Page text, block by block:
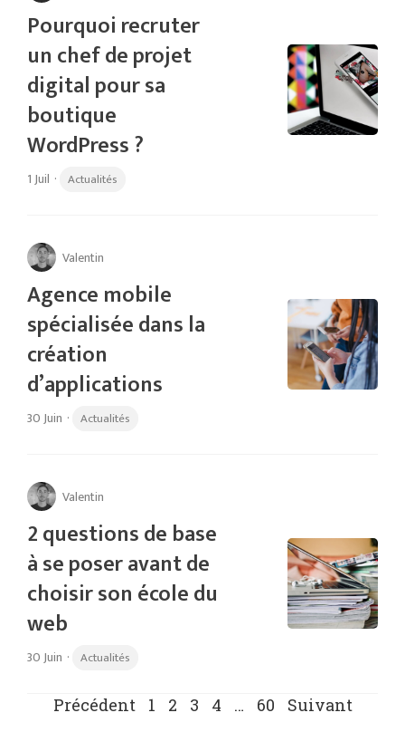
Pourquoi recruter
un chef de projet
digital pour sa
boutique
WordPress ?
1 Juil · Actualités
Valentin
Agence mobile
spécialisée dans la
création
d’applications
30 Juin · Actualités
Valentin
2 questions de base
à se poser avant de
choisir son école du
web
30 Juin · Actualités
Précédent 1 2 3 4 … 60 Suivant